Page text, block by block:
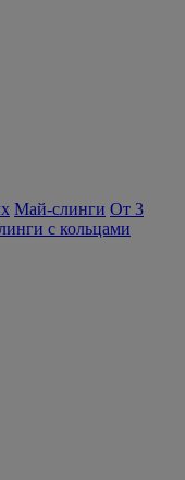
Май-слинги От 3
с кольцами